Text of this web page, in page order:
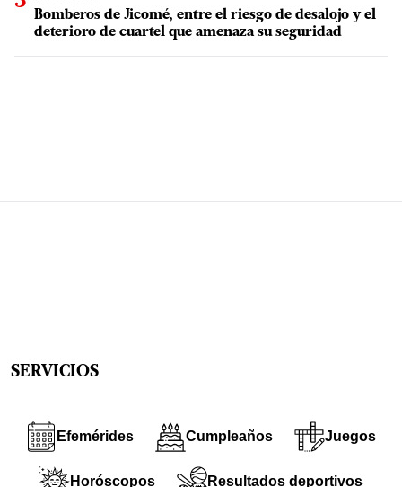
Bomberos de Jicomé, entre el riesgo de desalojo y el
deterioro de cuartel que amenaza su seguridad
SERVICIOS
Efemérides Cumpleaños Juegos
Horóscopos Resultados deportivos